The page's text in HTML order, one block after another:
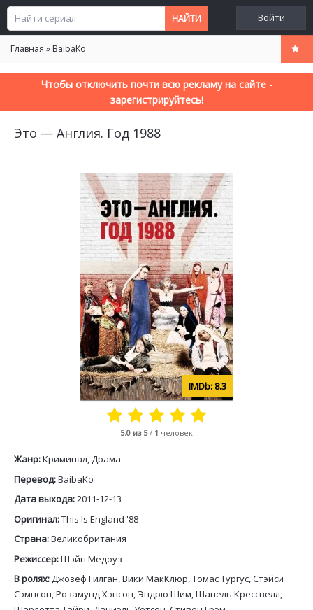
Войти
Главная » BaibaKo
Чтобы отключить почти всю рекламу на сайте -
зарегистрируйтесь!
Это — Англия. Год 1988
8.3
5.0 из 5/ 1 человек
Жанр:Криминал, Драма
Перевод:BaibaKo
Дата выхода:2011-12-13
Оригинал:This Is England '88
Страна:Великобритания
Режиссер:Шэйн Медоуз
В ролях:Джозеф Гилган, Вики МакКлюр, Томас Тургус, Стэйси
Сэмпсон, Розамунд Хэнсон, Эндрю Шим, Шанель Крессвелл,